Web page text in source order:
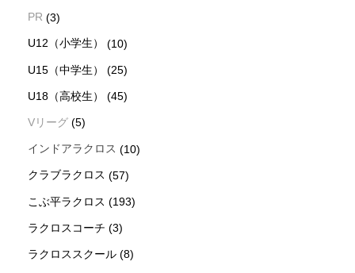
PR (3)
U12（小学生） (10)
U15（中学生） (25)
U18（高校生） (45)
Vリーグ (5)
インドアラクロス (10)
クラブラクロス (57)
こぶ平ラクロス (193)
ラクロスコーチ (3)
ラクロススクール (8)